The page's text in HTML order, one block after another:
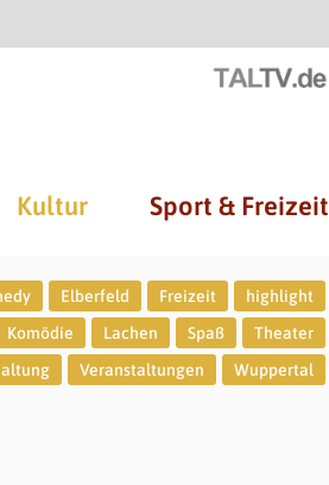
Kultur Sport & Freizeit
Elberfeld Freizeit
highlight
Komödie Lachen Spaß
Theater
Veranstaltungen Wuppertal